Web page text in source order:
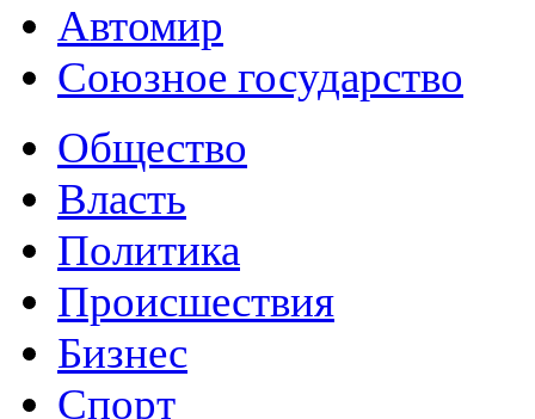
Автомир
Союзное государство
Общество
Власть
Политика
Происшествия
Бизнес
Спорт